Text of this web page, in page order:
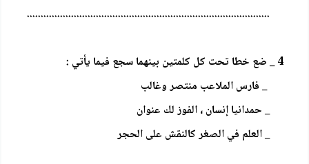
........................................................................................
_ فارس الملاعب منتصر وغالب
_ حمدانيا إنسان ، الفوز لك عنوان
_ العلم في الصغر كالنقش على الحجر